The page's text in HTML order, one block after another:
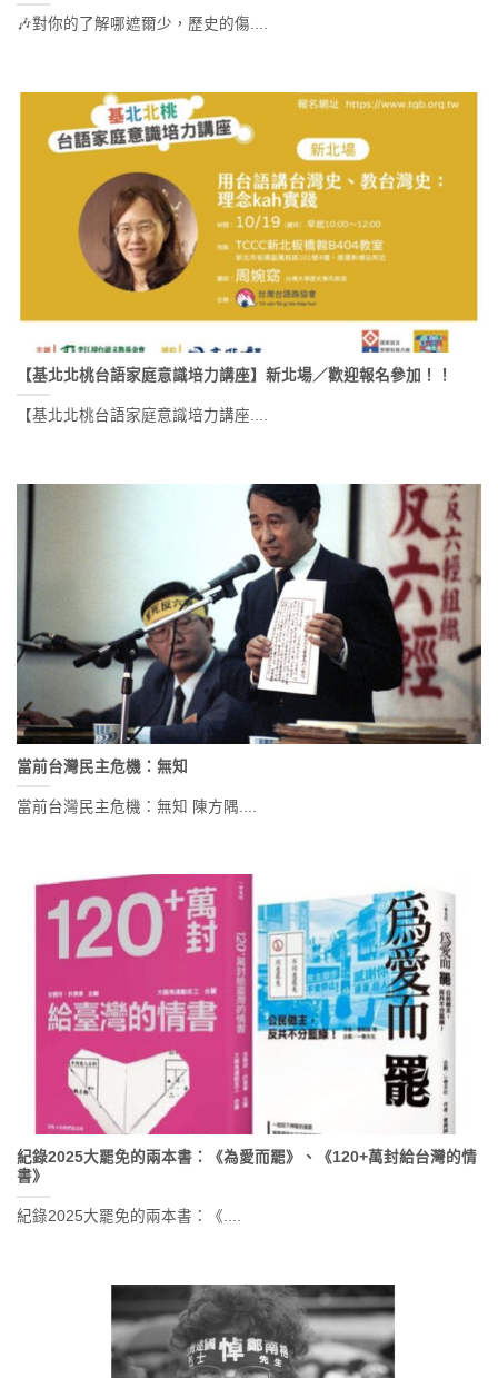
🎶對你的了解哪遮爾少，歷史的傷....
【基北北桃台語家庭意識培力講座】新北場／歡迎報名參加！！
【基北北桃台語家庭意識培力講座....
當前台灣民主危機：無知
當前台灣民主危機：無知 陳方隅....
紀錄2025大罷免的兩本書：《為愛而罷》、《120+萬封給台灣的情
書》
紀錄2025大罷免的兩本書：《....